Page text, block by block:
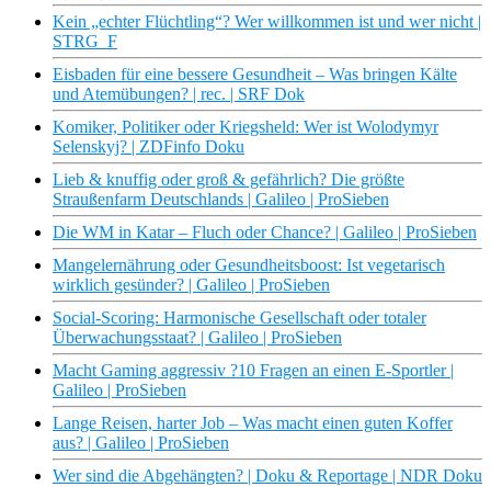
Kein „echter Flüchtling“? Wer willkommen ist und wer nicht |
STRG_F
Eisbaden für eine bessere Gesundheit – Was bringen Kälte
und Atemübungen? | rec. | SRF Dok
Komiker, Politiker oder Kriegsheld: Wer ist Wolodymyr
Selenskyj? | ZDFinfo Doku
Lieb & knuffig oder groß & gefährlich? Die größte
Straußenfarm Deutschlands | Galileo | ProSieben
Die WM in Katar – Fluch oder Chance? | Galileo | ProSieben
Mangelernährung oder Gesundheitsboost: Ist vegetarisch
wirklich gesünder? | Galileo | ProSieben
Social-Scoring: Harmonische Gesellschaft oder totaler
Überwachungsstaat? | Galileo | ProSieben
Macht Gaming aggressiv ?10 Fragen an einen E-Sportler |
Galileo | ProSieben
Lange Reisen, harter Job – Was macht einen guten Koffer
aus? | Galileo | ProSieben
Wer sind die Abgehängten? | Doku & Reportage | NDR Doku